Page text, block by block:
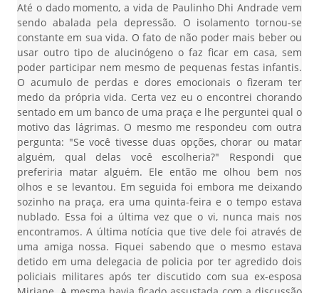
Até o dado momento, a vida de Paulinho Dhi Andrade vem
sendo abalada pela depressão. O isolamento tornou-se
constante em sua vida. O fato de não poder mais beber ou
usar outro tipo de alucinógeno o faz ficar em casa, sem
poder participar nem mesmo de pequenas festas infantis.
O acumulo de perdas e dores emocionais o fizeram ter
medo da própria vida. Certa vez eu o encontrei chorando
sentado em um banco de uma praça e lhe perguntei qual o
motivo das lágrimas. O mesmo me respondeu com outra
pergunta: "Se você tivesse duas opções, chorar ou matar
alguém, qual delas você escolheria?" Respondi que
preferiria matar alguém. Ele então me olhou bem nos
olhos e se levantou. Em seguida foi embora me deixando
sozinho na praça, era uma quinta-feira e o tempo estava
nublado. Essa foi a última vez que o vi, nunca mais nos
encontramos. A última notícia que tive dele foi através de
uma amiga nossa. Fiquei sabendo que o mesmo estava
detido em uma delegacia de policia por ter agredido dois
policiais militares após ter discutido com sua ex-esposa